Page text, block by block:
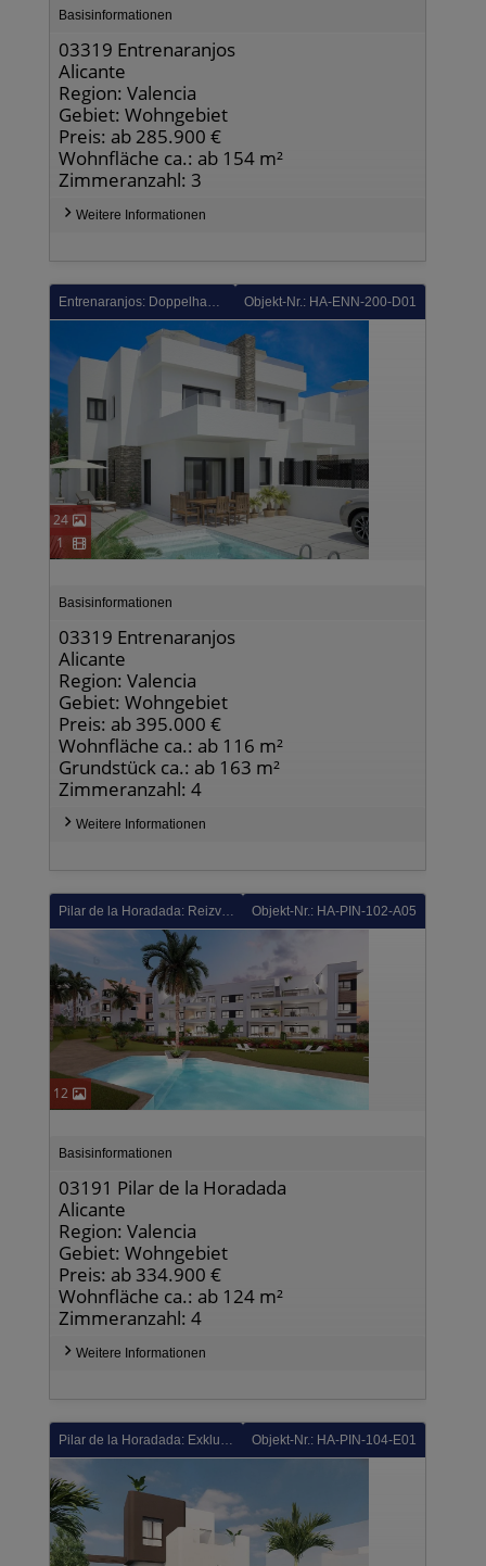
Basisinformationen
03319 Entrenaranjos
Alicante
Region: Valencia
Gebiet: Wohngebiet
Preis: ab 285.900 €
Wohnfläche ca.: ab 154 m²
Zimmeranzahl: 3
Weitere Informationen
Entrenaranjos: Doppelhaushälften mit 3 Schlafzimmern, 2 Bädern und Privatpool in einer Golfanlage Objekt-Nr.: HA-ENN-200-D01
1
24
Basisinformationen
03319 Entrenaranjos
Alicante
Region: Valencia
Gebiet: Wohngebiet
Preis: ab 395.000 €
Wohnfläche ca.: ab 116 m²
Grundstück ca.: ab 163 m²
Zimmeranzahl: 4
Weitere Informationen
Pilar de la Horadada: Reizvolle Wohnungen mit 3 Schlafzimmern, 2 Bädern und Gemeinschaftspool in einer sehr schönen Golfanlage Objekt-Nr.: HA-PIN-102-A05
12
Basisinformationen
03191 Pilar de la Horadada
Alicante
Region: Valencia
Gebiet: Wohngebiet
Preis: ab 334.900 €
Wohnfläche ca.: ab 124 m²
Zimmeranzahl: 4
Weitere Informationen
Objekt-Nr.: HA-PIN-104-E01